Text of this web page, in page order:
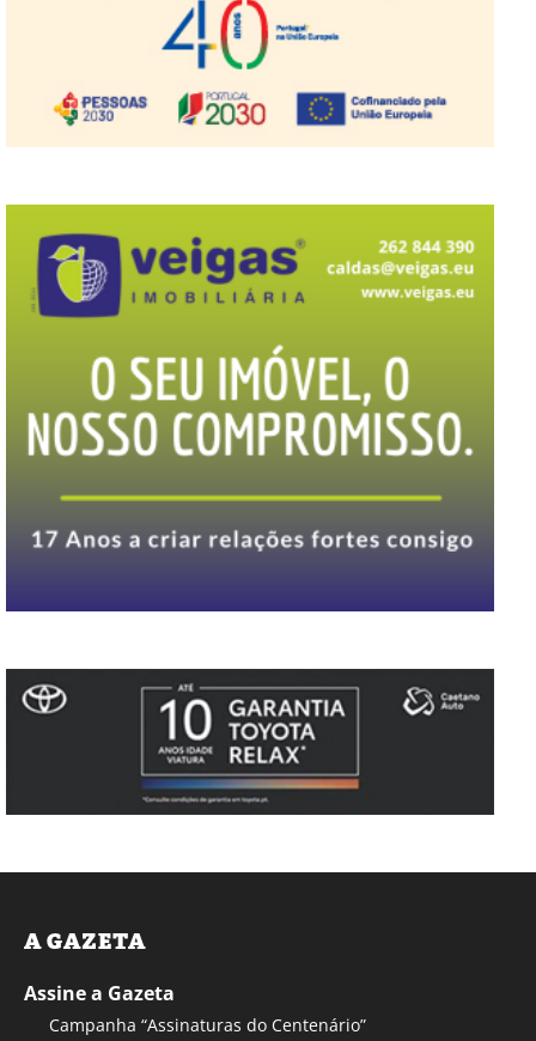
A GAZETA
Assine a Gazeta
Campanha “Assinaturas do Centenário”